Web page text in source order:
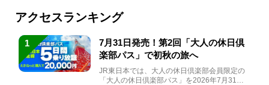
アクセスランキング
1
7月31日発売！第2回「大人の休日倶
楽部パス」で初秋の旅へ
JR東日本では、大人の休日倶楽部会員限定の
「大人の休日倶楽部パス」を2026年7月31日